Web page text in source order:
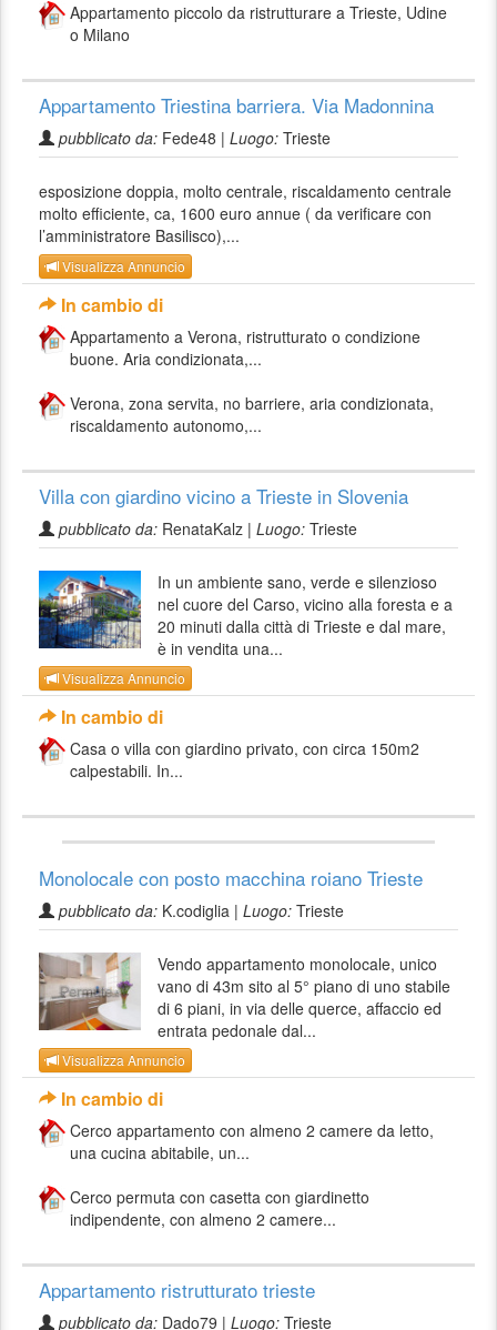
Appartamento piccolo da ristrutturare a Trieste, Udine
o Milano
Appartamento Triestina barriera. Via Madonnina
pubblicato da: Fede48 | Luogo: Trieste
esposizione doppia, molto centrale, riscaldamento centrale
molto efficiente, ca, 1600 euro annue ( da verificare con
l’amministratore Basilisco),...
Visualizza Annuncio
In cambio di
Appartamento a Verona, ristrutturato o condizione
buone. Aria condizionata,...
Verona, zona servita, no barriere, aria condizionata,
riscaldamento autonomo,...
Villa con giardino vicino a Trieste in Slovenia
pubblicato da: RenataKalz | Luogo: Trieste
In un ambiente sano, verde e silenzioso
nel cuore del Carso, vicino alla foresta e a
20 minuti dalla città di Trieste e dal mare,
è in vendita una...
Visualizza Annuncio
In cambio di
Casa o villa con giardino privato, con circa 150m2
calpestabili. In...
Monolocale con posto macchina roiano Trieste
pubblicato da: K.codiglia | Luogo: Trieste
Vendo appartamento monolocale, unico
vano di 43m sito al 5° piano di uno stabile
di 6 piani, in via delle querce, affaccio ed
entrata pedonale dal...
Visualizza Annuncio
In cambio di
Cerco appartamento con almeno 2 camere da letto,
una cucina abitabile, un...
Cerco permuta con casetta con giardinetto
indipendente, con almeno 2 camere...
Appartamento ristrutturato trieste
pubblicato da: Dado79 | Luogo: Trieste